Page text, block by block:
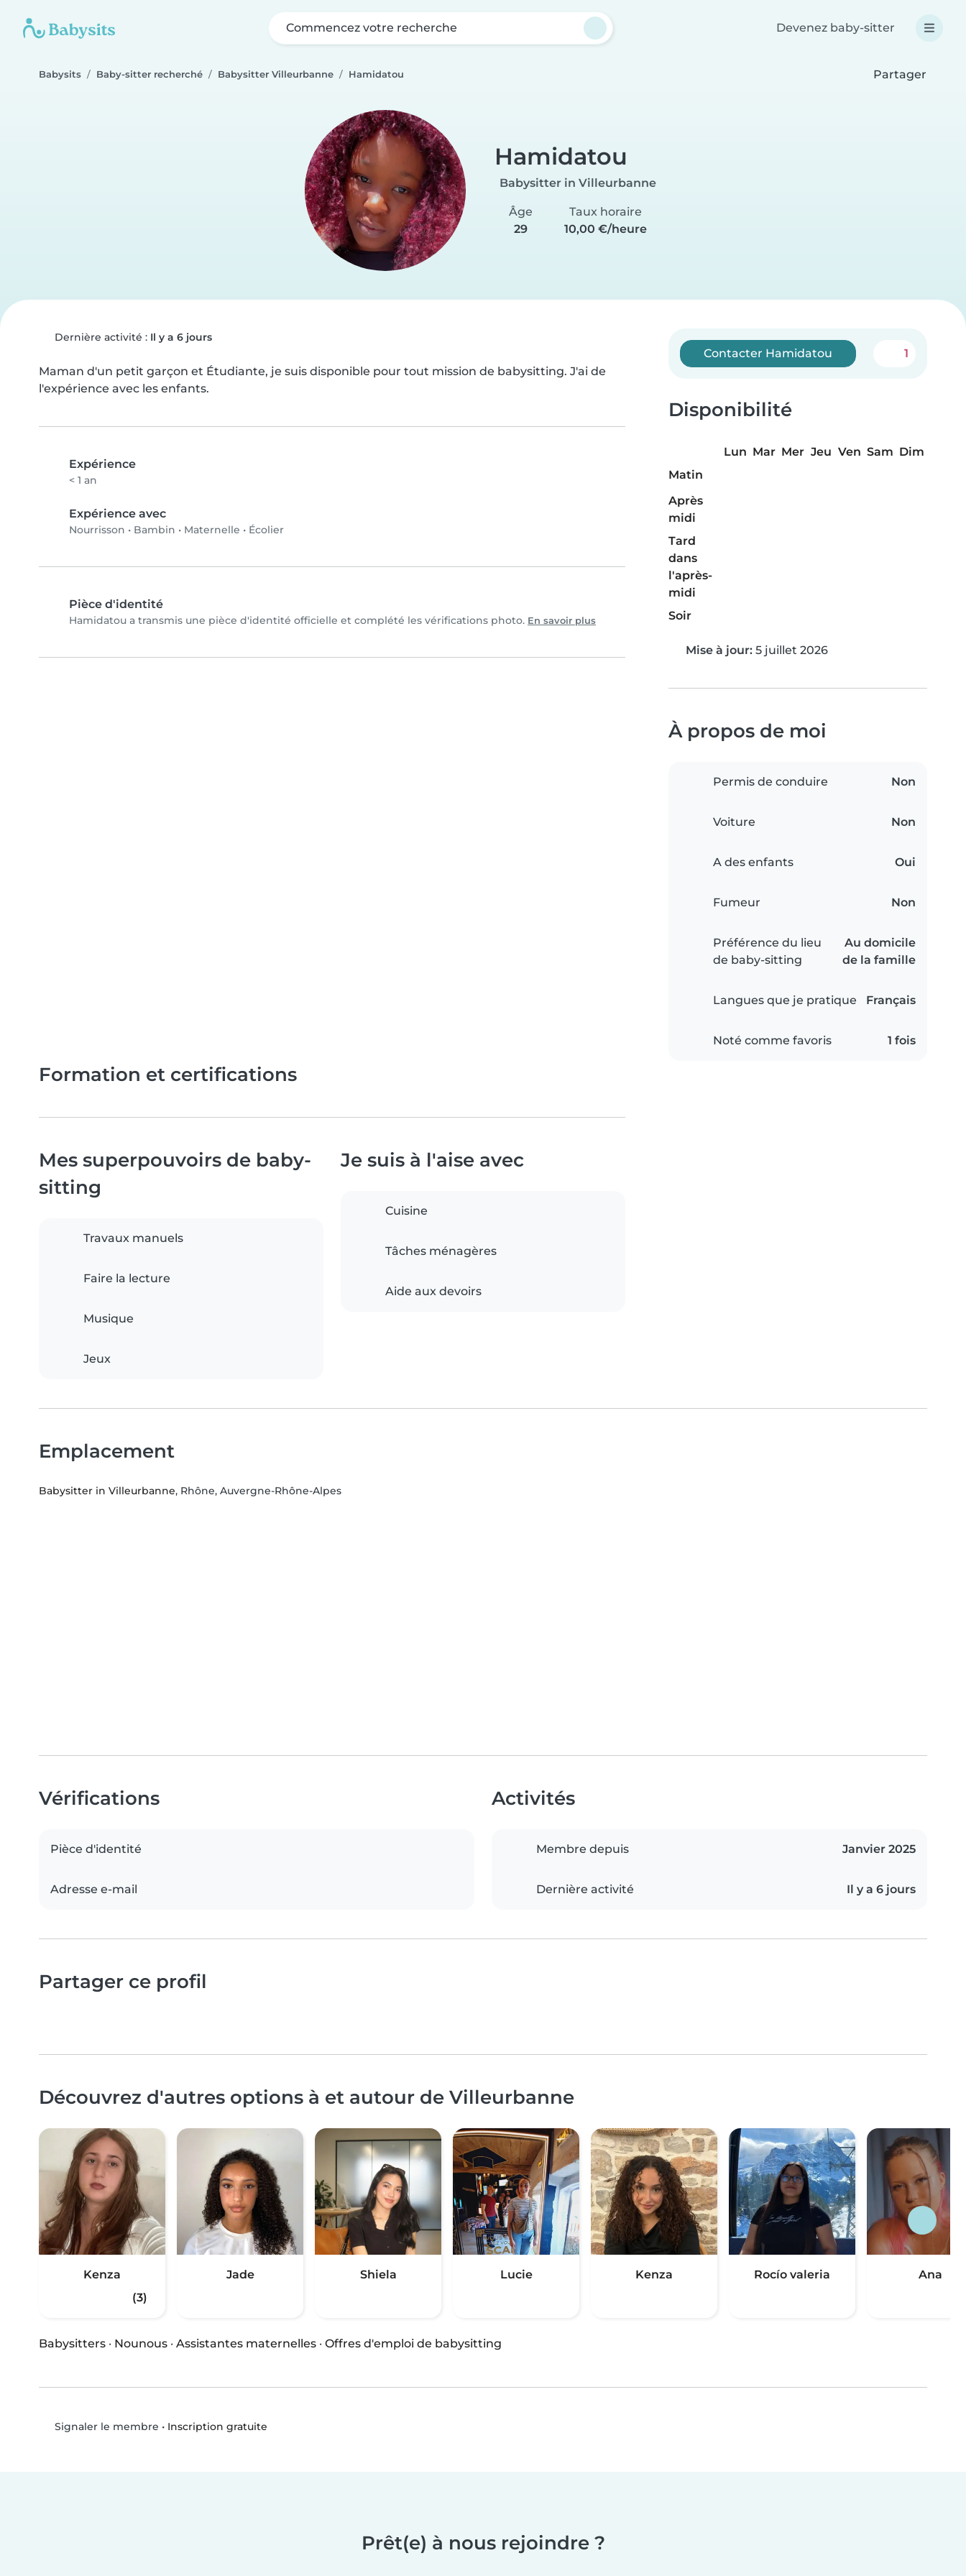
Commencez votre recherche Devenez baby-sitter
Babysits Baby-sitter recherché Babysitter Villeurbanne Hamidatou Partager
Hamidatou
Babysitter in Villeurbanne
Âge
29
Taux horaire
10,00 €/heure
Dernière activité : Il y a 6 jours
Maman d'un petit garçon et Étudiante, je suis disponible pour tout mission de babysitting. J'ai de
l'expérience avec les enfants.
Expérience
< 1 an
Expérience avec
Nourrisson • Bambin • Maternelle • Écolier
Pièce d'identité
Hamidatou a transmis une pièce d'identité officielle et complété les vérifications photo. En savoir plus
Contacter Hamidatou 1
Disponibilité
Lun Mar Mer Jeu Ven Sam Dim
Matin
Après
midi
Tard
dans
l'après-
midi
Soir
Mise à jour: 5 juillet 2026
À propos de moi
Permis de conduire Non
Voiture Non
A des enfants Oui
Fumeur Non
Préférence du lieu
de baby-sitting
Au domicile
de la famille
Langues que je pratique Français
Noté comme favoris 1 fois
Formation et certifications
Mes superpouvoirs de baby-
sitting
Travaux manuels
Faire la lecture
Musique
Jeux
Je suis à l'aise avec
Cuisine
Tâches ménagères
Aide aux devoirs
Emplacement
Babysitter in Villeurbanne, Rhône, Auvergne-Rhône-Alpes
Vérifications
Pièce d'identité
Adresse e-mail
Activités
Membre depuis Janvier 2025
Dernière activité Il y a 6 jours
Partager ce profil
Découvrez d'autres options à et autour de Villeurbanne
Kenza
(3)
Jade Shiela Lucie Kenza Rocío valeria Ana
Babysitters · Nounous · Assistantes maternelles · Offres d'emploi de babysitting
Signaler le membre • Inscription gratuite
Prêt(e) à nous rejoindre ?